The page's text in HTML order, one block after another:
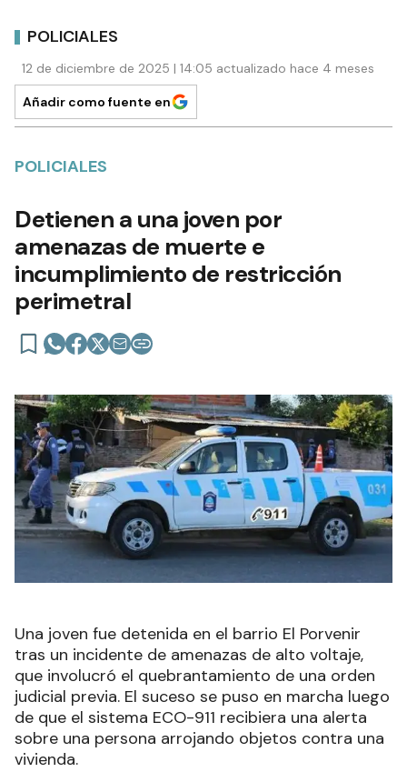
POLICIALES
12 de diciembre de 2025 | 14:05 actualizado hace 4 meses
Añadir como fuente en
POLICIALES
Detienen a una joven por
amenazas de muerte e
incumplimiento de restricción
perimetral
Una joven fue detenida en el barrio El Porvenir
tras un incidente de amenazas de alto voltaje,
que involucró el quebrantamiento de una orden
judicial previa. El suceso se puso en marcha luego
de que el sistema ECO-911 recibiera una alerta
sobre una persona arrojando objetos contra una
vivienda.